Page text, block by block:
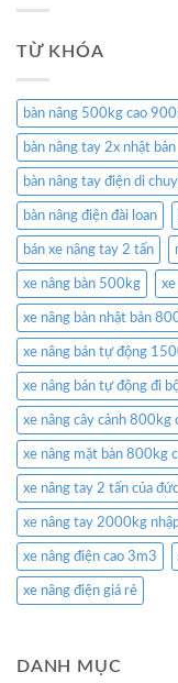
TỪ KHÓA
bàn nâng 500kg cao
bàn nâng tay 2x nhật bản
bàn nâng tay điện di
bàn nâng điện đài loan
bán xe nâng tay 2 tấn
xe nâng bàn 500kg xe
xe nâng bàn nhật bản
xe nâng bán tự động
xe nâng bán tự động đi
xe nâng cây cảnh 800kg
xe nâng mặt bàn 800kg
xe nâng tay 2 tấn của đức
xe nâng tay 2000kg
xe nâng điện cao 3m3
xe nâng điện giá rẻ
DANH MỤC